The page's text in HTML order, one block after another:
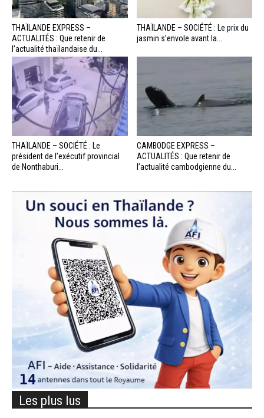
THAÏLANDE EXPRESS –
ACTUALITÉS : Que retenir de
l’actualité thaïlandaise du...
THAÏLANDE – SOCIÉTÉ : Le prix du
jasmin s’envole avant la...
THAÏLANDE – SOCIÉTÉ : Le
président de l’exécutif provincial
de Nonthaburi...
CAMBODGE EXPRESS –
ACTUALITÉS : Que retenir de
l’actualité cambodgienne du...
Les plus lus